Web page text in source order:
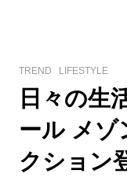
TREND LIFESTYLE
日々の生
ール メゾ
クション